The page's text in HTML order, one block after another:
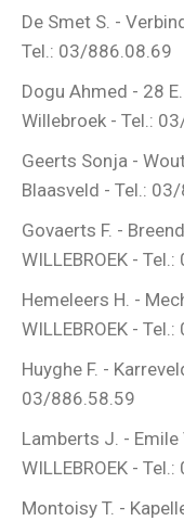
De Smet S. -
Tel.: 03/886.08.69
Dogu Ahmed - 28
Willebroek - Tel.:
Geerts Sonja -
Blaasveld - Tel.:
Govaerts F. -
WILLEBROEK -
Hemeleers H. -
WILLEBROEK -
Huyghe F. -
03/886.58.59
Lamberts J. -
WILLEBROEK -
Montoisy T. -